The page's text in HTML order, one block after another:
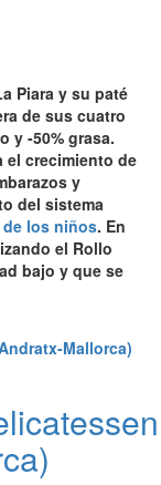
Piara y su paté
de sus cuatro
y -50% grasa.
el crecimiento de
y
del sistema
los niños. En
el Rollo
bajo y que se